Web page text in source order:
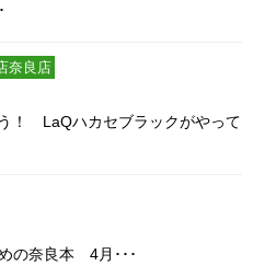
奈良店
！ LaQハカセブラックがやって
の奈良本 4月･･･